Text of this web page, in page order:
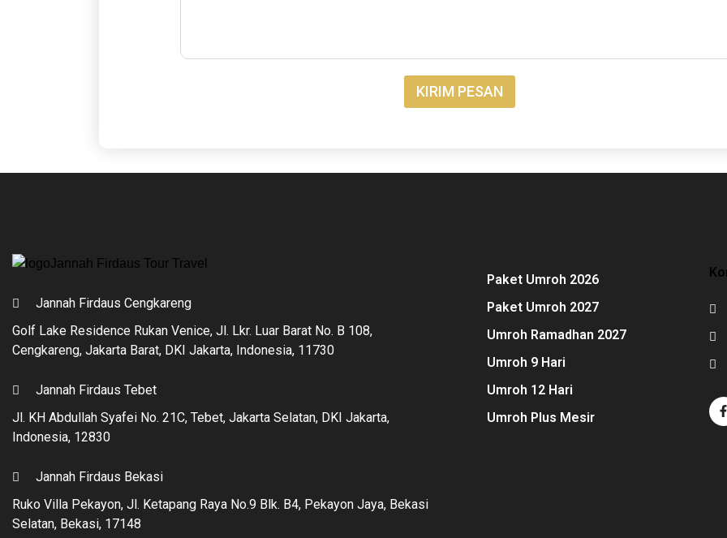
KIRIM PESAN
Jannah Firdaus Cengkareng
Golf Lake Residence Rukan Venice, Jl. Lkr. Luar Barat No. B 108,
Cengkareng, Jakarta Barat, DKI Jakarta, Indonesia, 11730
Jannah Firdaus Tebet
Jl. KH Abdullah Syafei No. 21C, Tebet, Jakarta Selatan, DKI Jakarta,
Indonesia, 12830
Jannah Firdaus Bekasi
Ruko Villa Pekayon, Jl. Ketapang Raya No.9 Blk. B4, Pekayon Jaya, Bekasi
Selatan, Bekasi, 17148
Paket Umroh 2026
Paket Umroh 2027
Umroh Ramadhan 2027
Umroh 9 Hari
Umroh 12 Hari
Umroh Plus Mesir